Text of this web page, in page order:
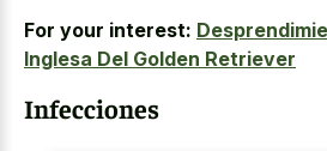
For your interest:
Inglesa Del Golden Retriever
Infecciones